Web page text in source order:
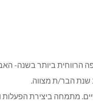
הרווחית ביותר בשנה-
מתמחה ביצירת הפעלות